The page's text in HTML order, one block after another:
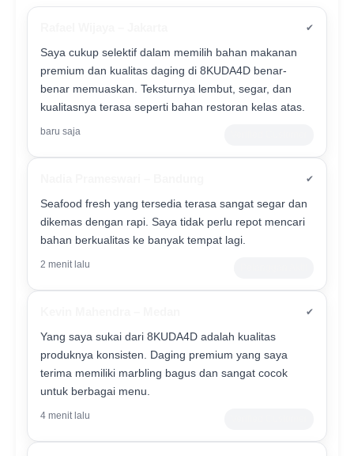
✔
Saya cukup selektif dalam memilih bahan makanan
premium dan kualitas daging di 8KUDA4D benar-
benar memuaskan. Teksturnya lembut, segar, dan
kualitasnya terasa seperti bahan restoran kelas atas.
baru saja
✔
Seafood fresh yang tersedia terasa sangat segar dan
dikemas dengan rapi. Saya tidak perlu repot mencari
bahan berkualitas ke banyak tempat lagi.
2 menit lalu
✔
Yang saya sukai dari 8KUDA4D adalah kualitas
produknya konsisten. Daging premium yang saya
terima memiliki marbling bagus dan sangat cocok
untuk berbagai menu.
4 menit lalu